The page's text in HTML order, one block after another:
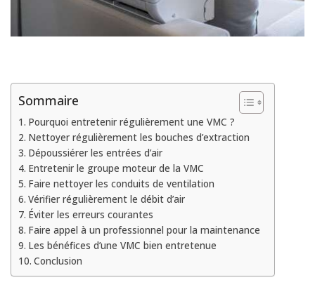
Sommaire
Pourquoi entretenir régulièrement une VMC ?
Nettoyer régulièrement les bouches d’extraction
Dépoussiérer les entrées d’air
Entretenir le groupe moteur de la VMC
Faire nettoyer les conduits de ventilation
Vérifier régulièrement le débit d’air
Éviter les erreurs courantes
Faire appel à un professionnel pour la maintenance
Les bénéfices d’une VMC bien entretenue
Conclusion